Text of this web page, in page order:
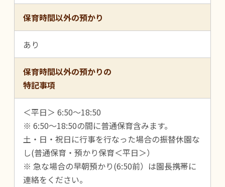
保育時間以外の預かり
あり
保育時間以外の預かりの
特記事項
＜平日＞ 6:50～18:50
※ 6:50～18:50の間に普通保育含みます。
土・日・祝日に行事を行なった場合の振替休園な
し(普通保育・預かり保育＜平日＞）
※ 急な場合の早朝預かり(6:50前）は園長携帯に
連絡をください。